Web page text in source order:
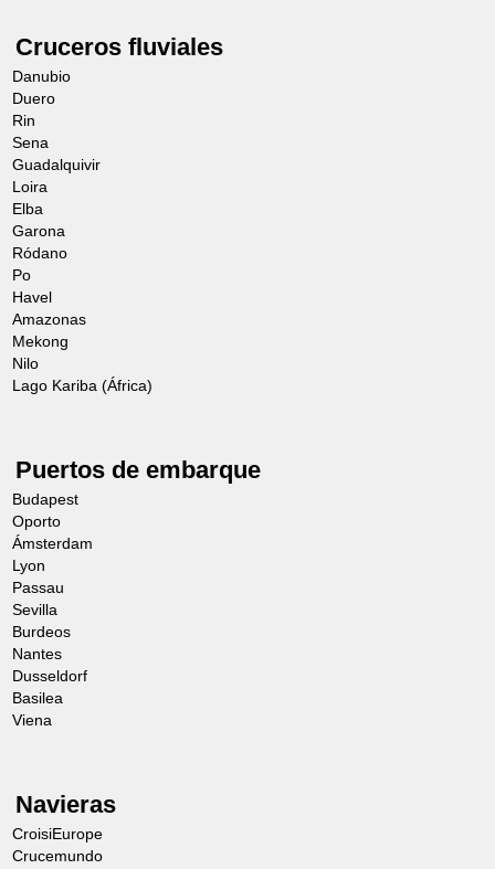
Cruceros fluviales
Danubio
Duero
Rin
Sena
Guadalquivir
Loira
Elba
Garona
Ródano
Po
Havel
Amazonas
Mekong
Nilo
Lago Kariba (África)
Puertos de embarque
Budapest
Oporto
Ámsterdam
Lyon
Passau
Sevilla
Burdeos
Nantes
Dusseldorf
Basilea
Viena
Navieras
CroisiEurope
Crucemundo